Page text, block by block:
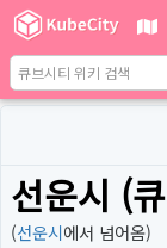
선운시 (
(선운시에서 넘어옴)